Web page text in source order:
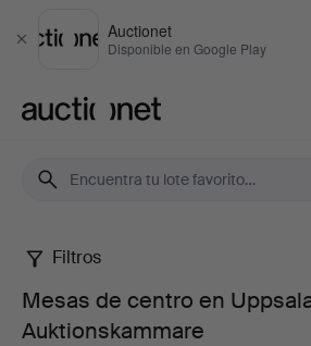
Cerrar
Auctionet
Disponible en Google Play
Mesas
de
Filtros
Mesas de centro en
Auktionskammare